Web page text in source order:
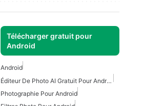
Télécharger gratuit pour
Android
Android
Éditeur De Photo AI Gratuit Pour Android
Photographie Pour Android